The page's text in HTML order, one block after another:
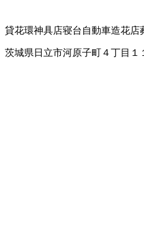
貸花環神具店寝台自動車造花店
茨城県日立市河原子町４丁目１